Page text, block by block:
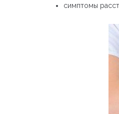
симптомы